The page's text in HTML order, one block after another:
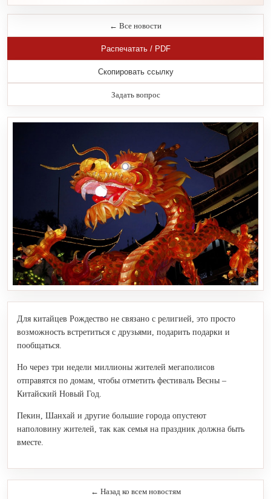
← Все новости
Распечатать / PDF
Скопировать ссылку
Задать вопрос
Для китайцев Рождество не связано с религией, это просто
возможность встретиться с друзьями, подарить подарки и
пообщаться.
Но через три недели миллионы жителей мегаполисов
отправятся по домам, чтобы отметить фестиваль Весны –
Китайский Новый Год.
Пекин, Шанхай и другие большие города опустеют
наполовину жителей, так как семья на праздник должна быть
вместе.
← Назад ко всем новостям